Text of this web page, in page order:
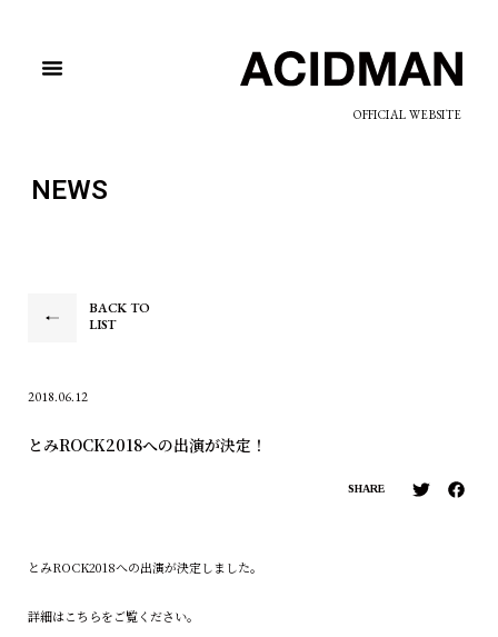
OFFICIAL WEBSITE
NEWS
BACK TO
LIST
2018.06.12
とみROCK2018への出演が決定！
SHARE
とみROCK2018への出演が決定しました。
詳細はこちらをご覧ください。